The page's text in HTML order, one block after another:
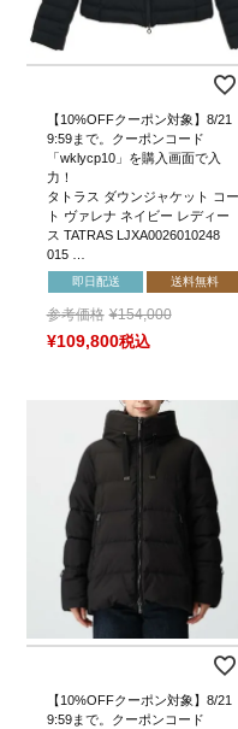
【10%OFFクーポン対象】8/21
9:59まで。クーポンコード
「wklycp10」を購入画面で入
力！
タトラス ダウンジャケット コー
ト ヴァレナ ネイビー レディー
ス TATRAS LJXA0026010248
015 …
即日配送 送料無料
参考価格 ¥154,000
¥109,800税込
【10%OFFクーポン対象】8/21
9:59まで。クーポンコード